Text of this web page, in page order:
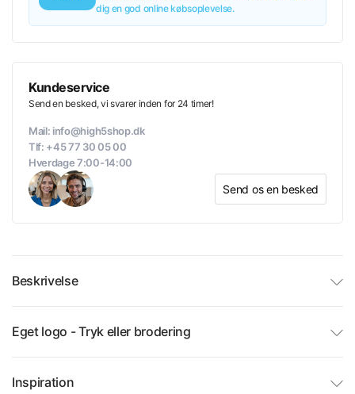
dig en god online købsoplevelse.
Kundeservice
Send en besked, vi svarer inden for 24 timer!
Mail: info@high5shop.dk
Tlf: +45 77 30 05 00
Hverdage 7:00-14:00
Send os en besked
Beskrivelse
Eget logo - Tryk eller brodering
Inspiration